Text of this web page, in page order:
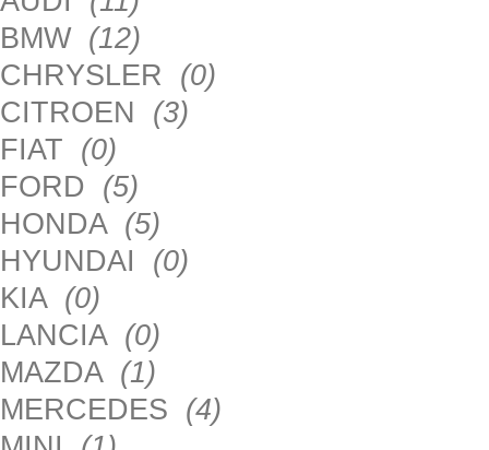
BMW (12)
CHRYSLER (0)
CITROEN (3)
FIAT (0)
FORD (5)
HONDA (5)
HYUNDAI (0)
KIA (0)
LANCIA (0)
MAZDA (1)
MERCEDES (4)